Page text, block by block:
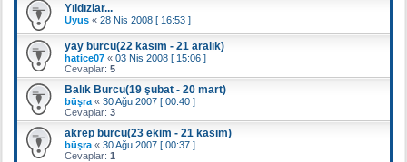
Yıldızlar...
Uyus « 28 Nis 2008 [ 16:53 ]
yay burcu(22 kasım - 21 aralık)
hatice07 « 03 Nis 2008 [ 15:06 ]
Cevaplar: 5
Balık Burcu(19 şubat - 20 mart)
büşra « 30 Ağu 2007 [ 00:40 ]
Cevaplar: 3
akrep burcu(23 ekim - 21 kasım)
büşra « 30 Ağu 2007 [ 00:37 ]
Cevaplar: 1